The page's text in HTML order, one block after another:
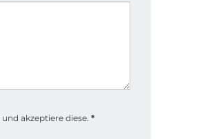
und akzeptiere diese. *